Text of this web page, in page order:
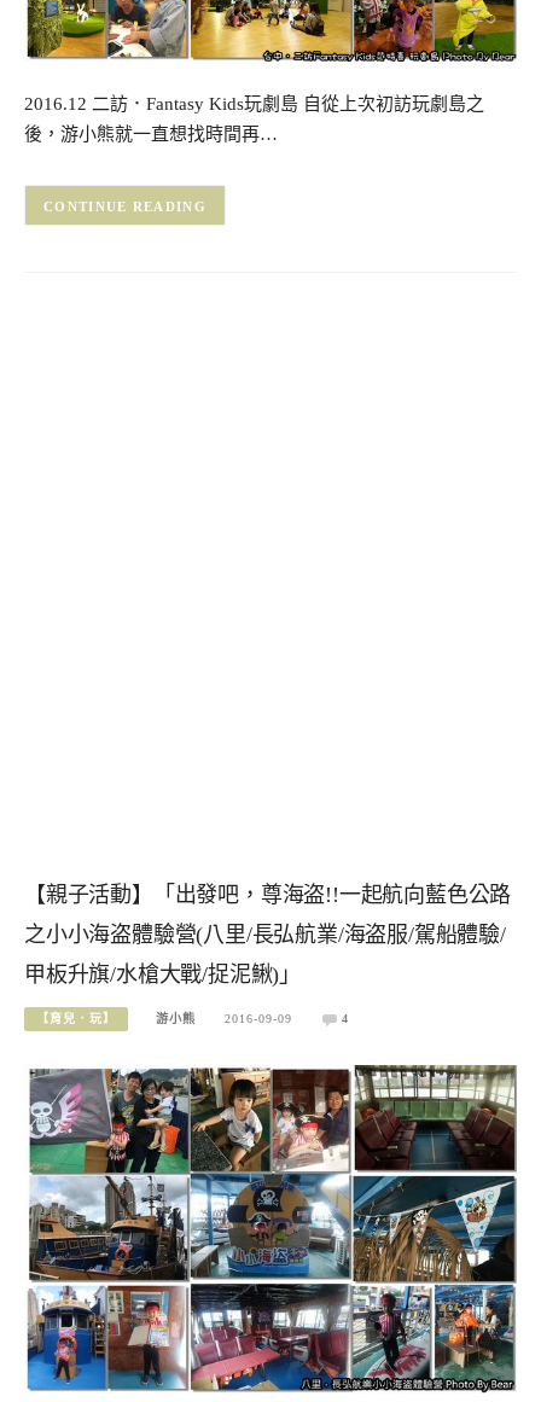
2016.12 二訪．Fantasy Kids玩劇島 自從上次初訪玩劇島之
後，游小熊就一直想找時間再…
CONTINUE READING
【親子活動】「出發吧，尊海盗!!一起航向藍色公路
之小小海盗體驗營(八里/長弘航業/海盗服/駕船體驗/
甲板升旗/水槍大戰/捉泥鰍)」
【育兒．玩】 游小熊 2016-09-09 4